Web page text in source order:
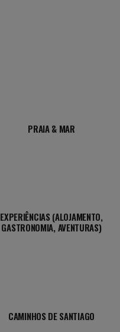
PRAIA & MAR
EXPERIÊNCIAS (ALOJAMENTO,
GASTRONOMIA, AVENTURAS)
CAMINHOS DE SANTIAGO